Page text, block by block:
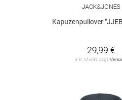
JACK&JONES
Kapuzenpullover
29,99 €
inkl. MwSt. zzgl.